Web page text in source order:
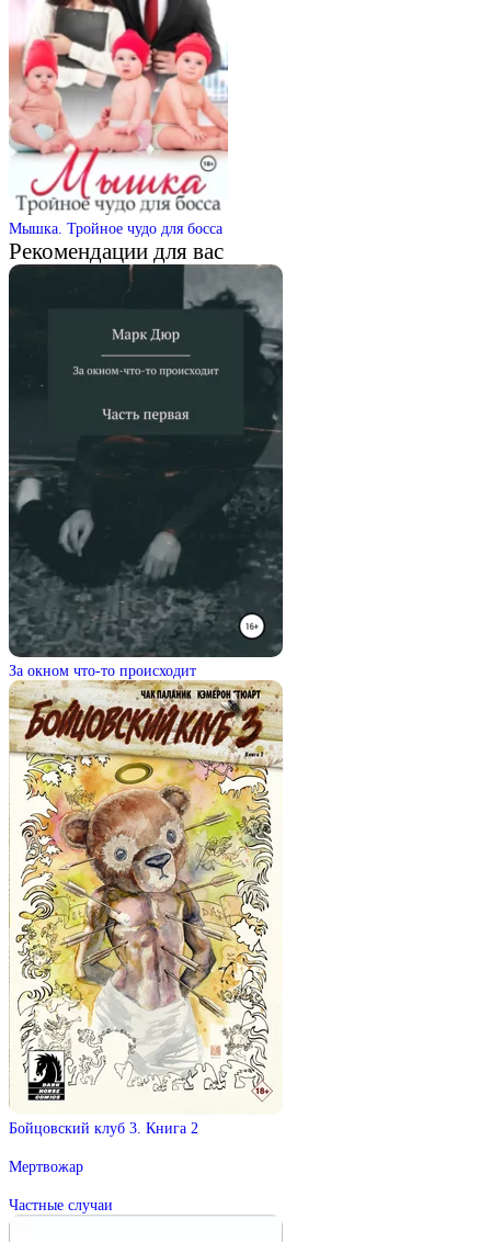
Мышка. Тройное чудо для босса
Рекомендации для вас
За окном что-то происходит
Бойцовский клуб 3. Книга 2
Мертвожар
Частные случаи